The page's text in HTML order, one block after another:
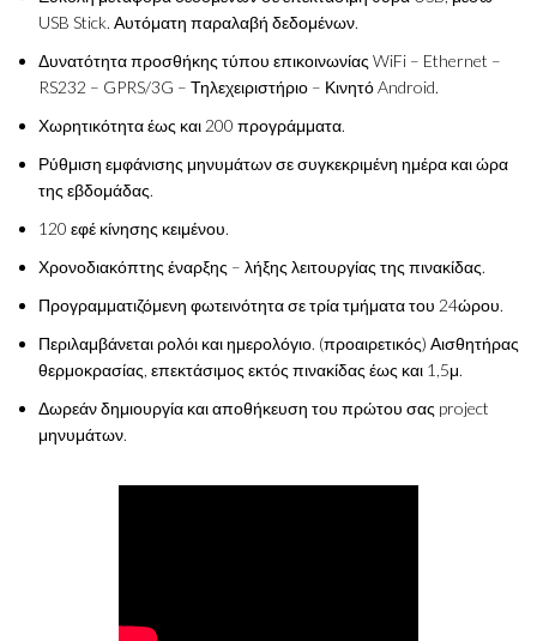
USB Stick. Αυτόματη παραλαβή δεδομένων.
Δυνατότητα προσθήκης τύπου επικοινωνίας WiFi – Ethernet –
RS232 – GPRS/3G – Τηλεχειριστήριο – Κινητό Android.
Χωρητικότητα έως και 200 προγράμματα.
Ρύθμιση εμφάνισης μηνυμάτων σε συγκεκριμένη ημέρα και ώρα
της εβδομάδας.
120 εφέ κίνησης κειμένου.
Χρονοδιακόπτης έναρξης – λήξης λειτουργίας της πινακίδας.
Προγραμματιζόμενη φωτεινότητα σε τρία τμήματα του 24ώρου.
Περιλαμβάνεται ρολόι και ημερολόγιο. (προαιρετικός) Αισθητήρας
θερμοκρασίας, επεκτάσιμος εκτός πινακίδας έως και 1,5μ.
Δωρεάν δημιουργία και αποθήκευση του πρώτου σας project
μηνυμάτων.